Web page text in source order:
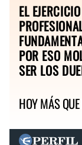
EL
POR ESO
SER LOS
HOY MÁS